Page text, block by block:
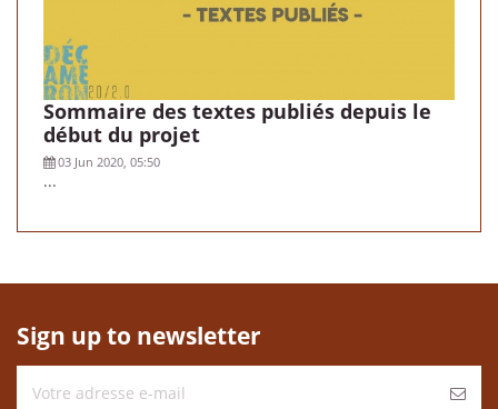
Sommaire des textes publiés depuis le
début du projet
03 Jun 2020, 05:50
...
Sign up to newsletter